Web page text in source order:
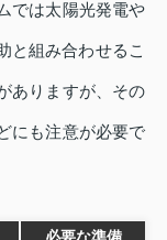
では太陽光発電や
と組み合わせるこ
ありますが、その
にも注意が必要で